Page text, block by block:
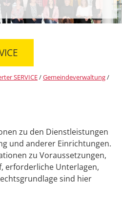
SERVICE/Gemeindeverwaltung/
zu den Dienstleistungen
und anderer Einrichtungen.
zu Voraussetzungen,
erforderliche Unterlagen,
sind hier